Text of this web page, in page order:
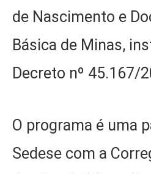
de Nascimento e
Básica de Minas,
Decreto nº 45.167/
O programa é uma
Sedese com a